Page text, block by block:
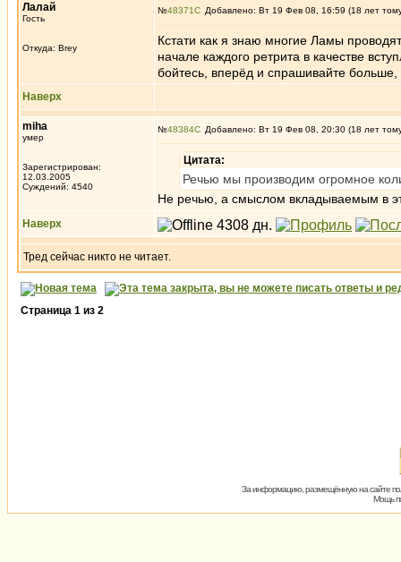
Лалай
Гость
Откуда: Brey
№48371 Добавлено: Вт 19 Фев 08, 16:59 (18 лет
Кстати как я знаю многие Ламы
начале каждого ретрита в качестве
бойтесь, вперёд и спрашивайте
Наверх
miha
умер
Зарегистрирован:
12.03.2005
Суждений: 4540
№48384 Добавлено: Вт 19 Фев 08, 20:30 (18 лет
Цитата:
Речью мы производим огромное
Не речью, а смыслом вкладываемым в
Наверх
Тред сейчас никто не читает.
Страница 1 из 2
За информацию, размещённую на сайте
Мощь